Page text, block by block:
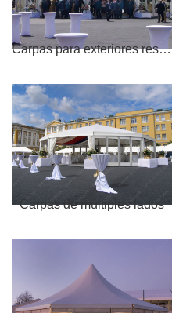
Carpas para exteriores resistentes a los rayos UV para fiestas en jardines y eventos, carpas de múltiples lados
Carpas de múltiples lados